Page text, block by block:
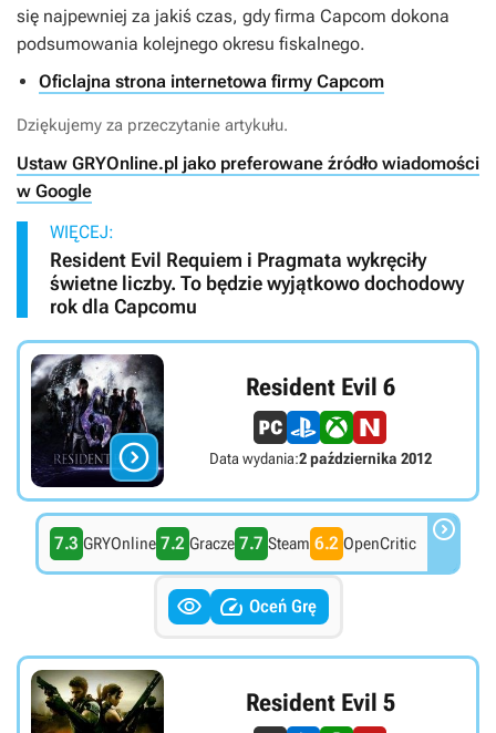
się najpewniej za jakiś czas, gdy firma Capcom dokona
podsumowania kolejnego okresu fiskalnego.
Oficlajna strona internetowa firmy Capcom
Dziękujemy za przeczytanie artykułu.
Ustaw GRYOnline.pl jako preferowane źródło wiadomości
w Google
WIĘCEJ:
Resident Evil Requiem i Pragmata wykręciły
świetne liczby. To będzie wyjątkowo dochodowy
rok dla Capcomu

Resident Evil 6
Data wydania:2 października 2012
7.3 GRYOnline 7.2 Gracze 7.7 Steam 6.2 OpenCritic 
  Oceń Grę
Resident Evil 5